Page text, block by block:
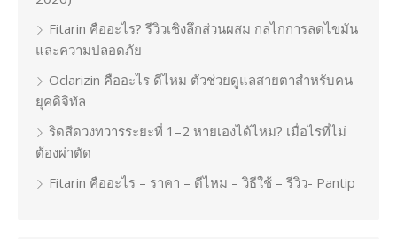
Fitarin คืออะไร? รีวิวเชิงลึกส่วนผสม กลไกการลดไขมัน
และความปลอดภัย
Oclarizin คืออะไร ดีไหม ตัวช่วยดูแลสายตาสำหรับคน
ยุคดิจิทัล
ริดสีดวงทวารระยะที่ 1–2 หายเองได้ไหม? เมื่อไรที่ไม่
ต้องผ่าตัด
Fitarin คืออะไร – ราคา – ดีไหม – วิธีใช้ – รีวิว- Pantip